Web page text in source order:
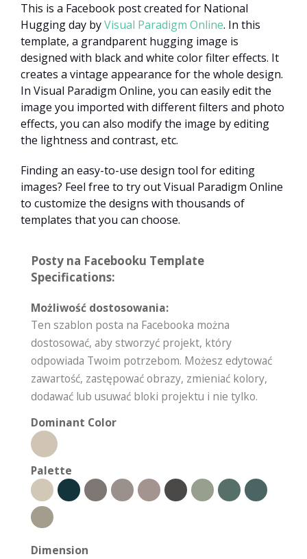
This is a Facebook post created for National
Hugging day byVisual Paradigm Online. In this
template, a grandparent hugging image is
designed with black and white color filter effects. It
creates a vintage appearance for the whole design.
In Visual Paradigm Online, you can easily edit the
image you imported with different filters and photo
effects, you can also modify the image by editing
the lightness and contrast, etc.
Finding an easy-to-use design tool for editing
images? Feel free to try out Visual Paradigm Online
to customize the designs with thousands of
templates that you can choose.
Posty na Facebooku Template
Specifications:
Możliwość dostosowania:
Ten szablon posta na Facebooka można
dostosować, aby stworzyć projekt, który
odpowiada Twoim potrzebom. Możesz edytować
zawartość, zastępować obrazy, zmieniać kolory,
dodawać lub usuwać bloki projektu i nie tylko.
Dominant Color
Palette
Dimension